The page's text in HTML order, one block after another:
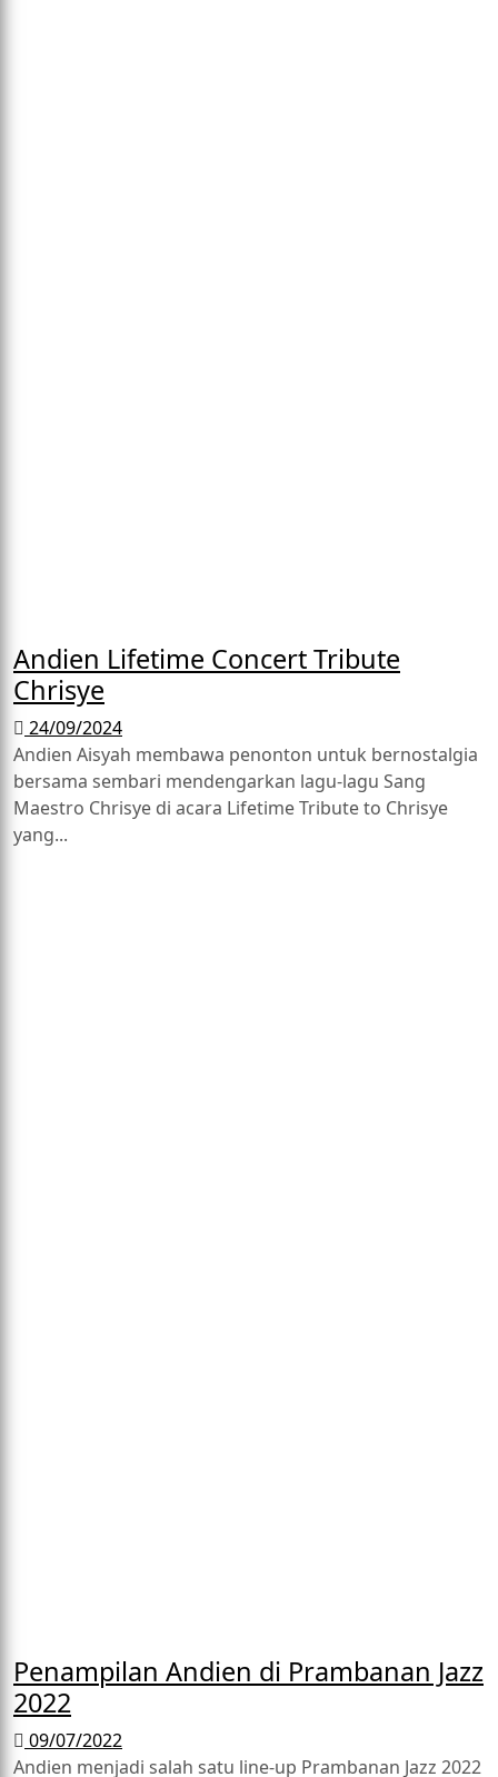
Andien Lifetime Concert Tribute
Chrisye
24/09/2024
Andien Aisyah membawa penonton untuk bernostalgia
bersama sembari mendengarkan lagu-lagu Sang
Maestro Chrisye di acara Lifetime Tribute to Chrisye
yang...
Penampilan Andien di Prambanan Jazz
2022
09/07/2022
Andien menjadi salah satu line-up Prambanan Jazz 2022